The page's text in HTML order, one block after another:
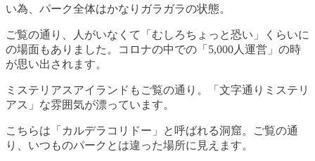
い為、パーク全体はかなりガラガラの状態。
ご覧の通り、人がいなくて「むしろちょっと恐い」くらいに
の場面もありました。コロナの中での「5,000人運営」の時
が思い出されます。
ミステリアスアイランドもご覧の通り。「文字通りミステリ
アス」な雰囲気が漂っています。
こちらは「カルデラコリドー」と呼ばれる洞窟。ご覧の通
り、いつものパークとは違った場所に見えます。